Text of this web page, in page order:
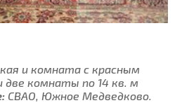
и комната с красным
две комнаты по 14 кв. м
СВАО, Южное Медведково.